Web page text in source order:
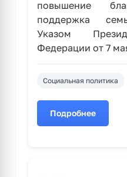
повышение
поддержка
Указом
Федерации от 7
Социальная политика
Подробнее
о